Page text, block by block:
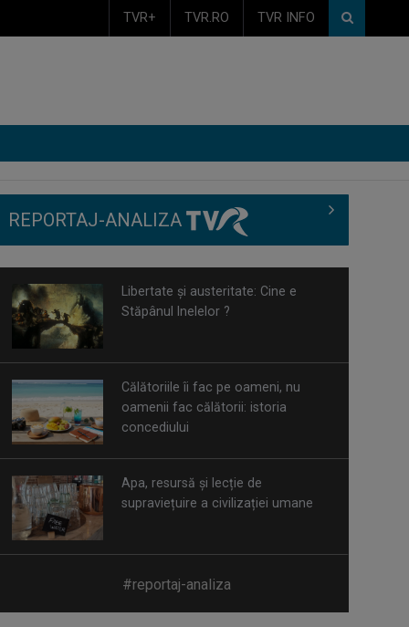
TVR+ TVR.RO TVR INFO
REPORTAJ-ANALIZA
Libertate și austeritate: Cine e
Stăpânul Inelelor ?
oamenii fac călătorii: istoria
concediului
supraviețuire a civilizației umane
Istoricul Radu Ioanid: În România, ...
#reportaj-analiza